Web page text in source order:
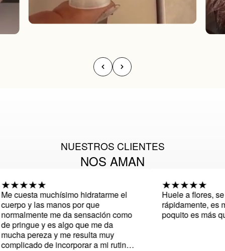
NUESTROS CLIENTES
NOS AMAN
cuesta muchísimo hidratarme el
y las manos por que
me da sensación como
y es algo que me da
pereza y me resulta muy
de incorporar a mi rutina
Huele a flores, se
rápidamente, es
poquito es más